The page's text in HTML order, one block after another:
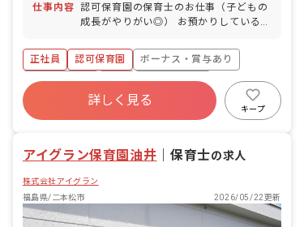
仕事内容 認可保育園の保育士のお仕事（子どもの
成長がやりがい◎） お預かりしている子
・食事・睡眠・排泄・清潔・衣類の着脱
等 ・集団生活を通じた社会性の装着 ・
行事の計画・実行、お知らせの作成
正社員 認可保育園
ボーナス・賞与あり
社会保険完備
有給
福利厚生充実
昇給昇進あり
産休育休制度
詳しく見る
キープ
アイグラン保育園油井 ｜保育士の求人
株式会社アイグラン
福島県/二本松市
2026/05/22更新